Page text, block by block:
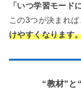
「いつ学習モード
この3つが決まれば
けやすくなります
“教材”と